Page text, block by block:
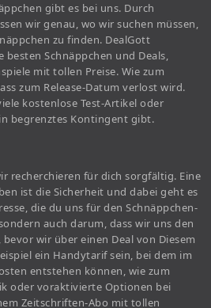
gibt es bei uns. Durch
wir genau, wo wir suchen müssen,
zu finden. DealGott
Schnäppchen und Deals,
mit tollen Preise. Wie zum
zum Release-Datum verlost wird.
kostenlose Test-Artikel oder
begrenztes Kontingent gibt.
recherchieren für dich sorgfältig. Eine
ist die Sicherheit und dabei geht es
die du uns für den Schnäppchen-
auch darum, dass wir uns den
wir über einen Deal von Diesem
ein Handytarif sein, bei dem im
entstehen können, wie zum
oder voraktivierte Optionen bei
Zeitschriften-Abo mit tollen